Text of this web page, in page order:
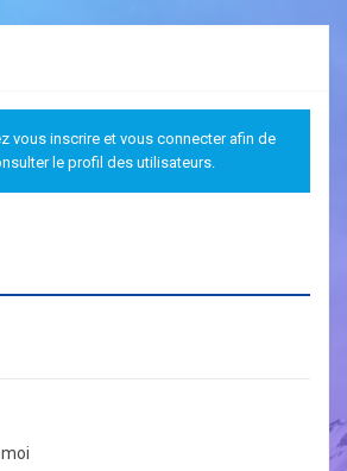
vous inscrire et vous connecter afin de
le profil des utilisateurs.